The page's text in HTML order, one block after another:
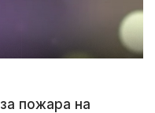
пожара на